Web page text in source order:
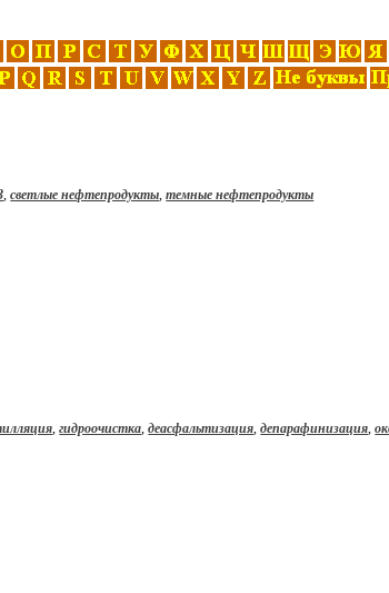
,светлые нефтепродукты,темные нефтепродукты
,гидроочистка,деасфальтизация,депарафинизация,